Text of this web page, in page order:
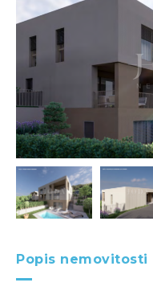
Popis nemovitosti